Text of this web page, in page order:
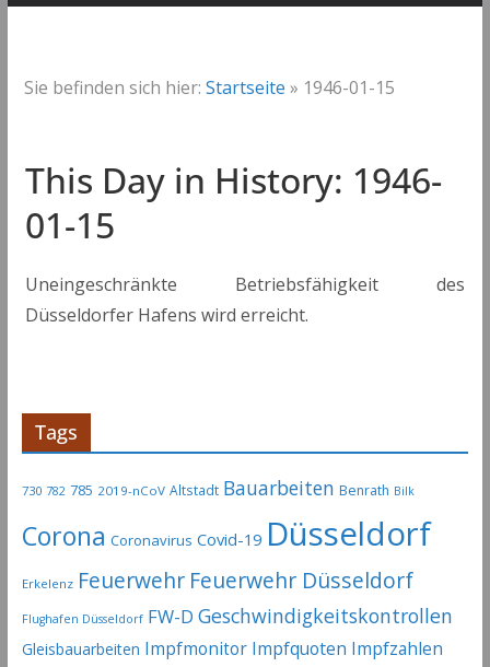
Sie befinden sich hier: Startseite » 1946-01-15
This Day in History: 1946-
01-15
Uneingeschränkte Betriebsfähigkeit des
Düsseldorfer Hafens wird erreicht.
Tags
730 782 785 2019-nCoV Altstadt Bauarbeiten Benrath Bilk
Corona Coronavirus Covid-19 Düsseldorf
Erkelenz Feuerwehr Feuerwehr Düsseldorf
Flughafen Düsseldorf FW-D Geschwindigkeitskontrollen
Gleisbauarbeiten Impfmonitor Impfquoten Impfzahlen